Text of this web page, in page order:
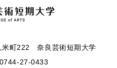
町222 奈良芸術短期大学
27-0433